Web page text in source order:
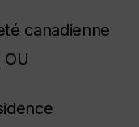
canadienne